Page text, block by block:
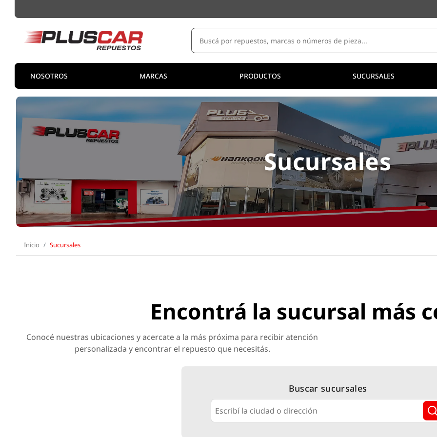
NOSOTROS MARCAS PRODUCTOS SUCURSALES
Sucursales
Inicio Sucursales
Encontrá la sucursal más
Conocé nuestras ubicaciones y acercate a la más próxima para recibir atención
personalizada y encontrar el repuesto que necesitás.
Buscar sucursales